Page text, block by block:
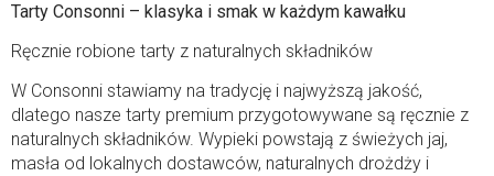
Tarty Consonni – klasyka i smak w każdym kawałku
Ręcznie robione tarty z naturalnych składników
W Consonni stawiamy na tradycję i najwyższą jakość,
dlatego nasze tarty premium przygotowywane są ręcznie z
naturalnych składników. Wypieki powstają z świeżych jaj,
masła od lokalnych dostawców, naturalnych drożdży i